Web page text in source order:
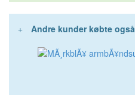
Andre kunder købte også